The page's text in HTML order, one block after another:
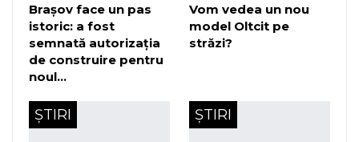
Brașov face un pas
istoric: a fost
semnată autorizația
de construire pentru
noul…
Vom vedea un nou
model Oltcit pe
străzi?
ȘTIRI ȘTIRI